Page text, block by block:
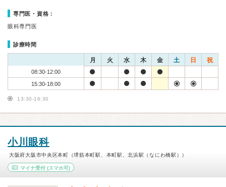
専門医・資格：
眼科専門医
診療時間
月 火 水 木 金 土 日 祝
08:30-12:00
15:30-18:00
13:30-16:30
小川眼科
大阪府大阪市中央区本町（堺筋本町駅、本町駅、北浜駅（なにわ橋駅））
マイナ受付 (スマホ可)